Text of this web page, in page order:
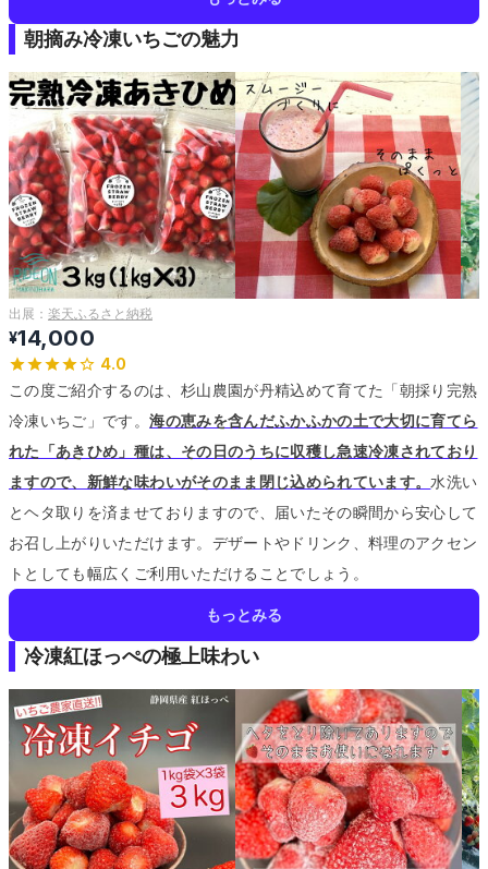
朝摘み冷凍いちごの魅力
出展： 楽天ふるさと納税
¥14,000
4.0
この度ご紹介するのは、杉山農園が丹精込めて育てた「朝採り完熟
冷凍いちご」です。海の恵みを含んだふかふかの土で大切に育てら
れた「あきひめ」種は、その日のうちに収穫し急速冷凍されており
ますので、新鮮な味わいがそのまま閉じ込められています。水洗い
とヘタ取りを済ませておりますので、届いたその瞬間から安心して
お召し上がりいただけます。 デザートやドリンク、料理のアクセン
トとしても幅広くご利用いただけることでしょう。
もっとみる
冷凍紅ほっぺの極上味わい